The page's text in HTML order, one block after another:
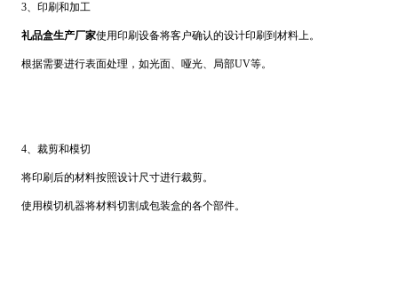
3、印刷和加工
礼品盒生产厂家使用印刷设备将客户确认的设计印刷到材料上。
根据需要进行表面处理，如光面、哑光、局部UV等。
4、裁剪和模切
将印刷后的材料按照设计尺寸进行裁剪。
使用模切机器将材料切割成包装盒的各个部件。